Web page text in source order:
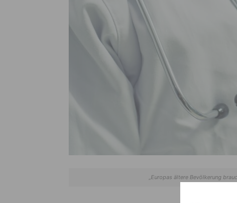
„Europas ältere Bevölkerung